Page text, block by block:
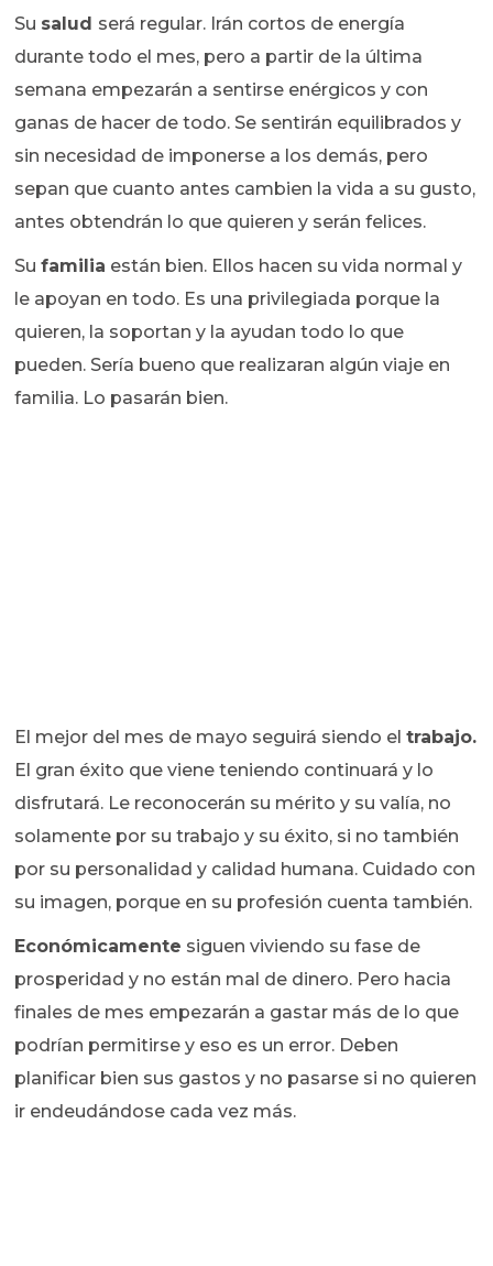
Su salud será regular. Irán cortos de energía
durante todo el mes, pero a partir de la última
semana empezarán a sentirse enérgicos y con
ganas de hacer de todo. Se sentirán equilibrados y
sin necesidad de imponerse a los demás, pero
sepan que cuanto antes cambien la vida a su gusto,
antes obtendrán lo que quieren y serán felices.
Sufamilia están bien. Ellos hacen su vida normal y
le apoyan en todo. Es una privilegiada porque la
quieren, la soportan y la ayudan todo lo que
pueden. Sería bueno que realizaran algún viaje en
familia. Lo pasarán bien.
El mejor del mes de mayo seguirá siendo eltrabajo.
El gran éxito que viene teniendo continuará y lo
disfrutará. Le reconocerán su mérito y su valía, no
solamente por su trabajo y su éxito, si no también
por su personalidad y calidad humana. Cuidado con
su imagen, porque en su profesión cuenta también.
Económicamente siguen viviendo su fase de
prosperidad y no están mal de dinero. Pero hacia
finales de mes empezarán a gastar más de lo que
podrían permitirse y eso es un error. Deben
planificar bien sus gastos y no pasarse si no quieren
ir endeudándose cada vez más.